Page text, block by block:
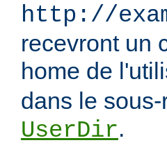
http://
recevront un
home de
dans le
UserDir.